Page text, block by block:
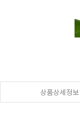
상품상세정보